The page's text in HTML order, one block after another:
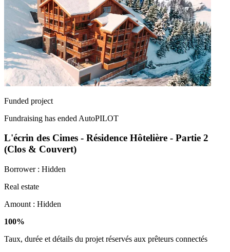
Funded project
Fundraising has ended AutoPILOT
L'écrin des Cimes - Résidence Hôtelière - Partie 2
(Clos & Couvert)
Borrower : Hidden
Real estate
Amount : Hidden
100%
Taux, durée et détails du projet réservés aux prêteurs connectés